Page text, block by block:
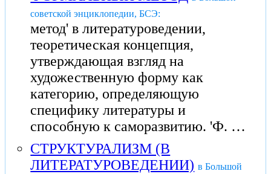
советской энциклопедии, БСЭ:
метод' в литературоведении,
теоретическая концепция,
утверждающая взгляд на
художественную форму как
категорию, определяющую
специфику литературы и
способную к саморазвитию. 'Ф. …
СТРУКТУРАЛИЗМ (В
ЛИТЕРАТУРОВЕДЕНИИ) в Большой